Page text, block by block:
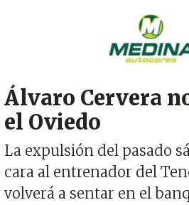
Álvaro Cervera
el Oviedo
La expulsión del pasado
cara al entrenador del
volverá a sentar en el